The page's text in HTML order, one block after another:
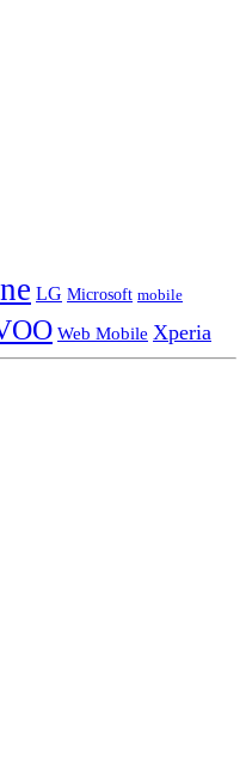
LG Microsoft mobile
Web Mobile Xperia